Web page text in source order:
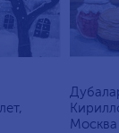
Москва